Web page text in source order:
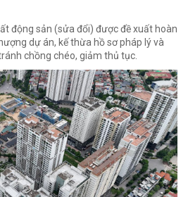
động sản (sửa đổi) được đề xuất hoàn
dự án, kế thừa hồ sơ pháp lý và
chồng chéo, giảm thủ tục.